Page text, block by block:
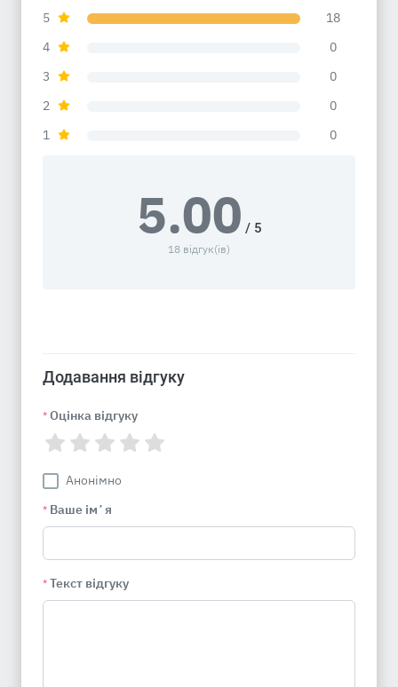
5
18
4
0
3
0
2
0
1
0
5.00 / 5
18 відгук(ів)
Додавання відгуку
* Оцінка відгуку
Анонімно
* Ваше імʼя
* Текст відгуку